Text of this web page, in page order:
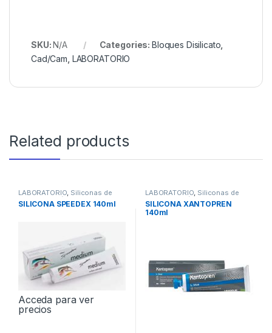
SKU:N/A Categories: Bloques Disilicato
Cad/Cam LABORATORIO
Related products
LABORATORIO Siliconas de
Condensación de Laboratorio
SILICONA SPEEDEX 140ml
Acceda para ver
precios
LABORATORIO Siliconas de
Condensación de Laboratorio
SILICONA XANTOPREN
140ml